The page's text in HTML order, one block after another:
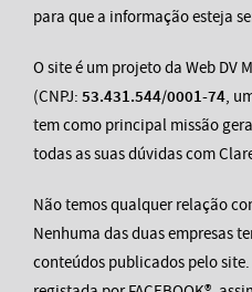
para que a informação esteja
O site é um projeto da Web DV
(CNPJ: 53.431.544/0001-74,
tem como principal missão
todas as suas dúvidas com
Não temos qualquer relação
Nenhuma das duas empresas
conteúdos publicados pelo site.